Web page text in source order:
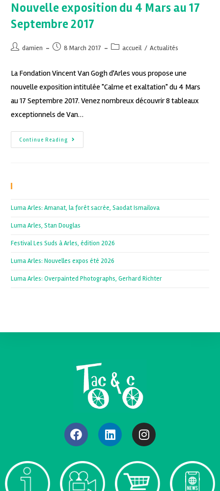
Nouvelle exposition du 4 Mars au 17
Septembre 2017
damien 8 March 2017 accueil / Actualités
La Fondation Vincent Van Gogh d'Arles vous propose une
nouvelle exposition intitulée "Calme et exaltation" du 4 Mars
au 17 Septembre 2017. Venez nombreux découvrir 8 tableaux
exceptionnels de Van…
Continue Reading
Luma Arles: Amanat, la forêt sacrée, Saodat Ismailova
Luma Arles, Stan Douglas
Festival Les Suds à Arles, édition 2026
Luma Arles: Nouvelles expos été 2026
Luma Arles: Overpainted Photographs, Gerhard Richter